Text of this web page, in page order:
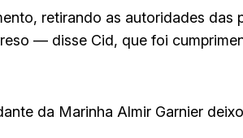
retirando as autoridades das
— disse Cid, que foi
da Marinha Almir Garnier